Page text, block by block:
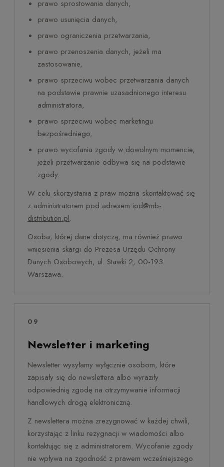
prawo sprostowania danych,
prawo usunięcia danych,
prawo ograniczenia przetwarzania,
prawo przenoszenia danych, jeżeli ma
zastosowanie,
prawo sprzeciwu wobec przetwarzania danych
na podstawie prawnie uzasadnionego interesu
administratora,
prawo sprzeciwu wobec marketingu
bezpośredniego,
prawo wycofania zgody w dowolnym momencie,
jeżeli przetwarzanie odbywa się na podstawie
zgody.
W celu skorzystania z praw można skontaktować się
z administratorem pod adresem iod@mb-
distribution.pl.
Osoba, której dane dotyczą, ma również prawo
wniesienia skargi do Prezesa Urzędu Ochrony
Danych Osobowych, ul. Stawki 2, 00-193
Warszawa.
09
Newsletter i marketing
Newsletter wysyłamy wyłącznie osobom, które
zapisały się do newslettera albo wyraziły
odpowiednią zgodę na otrzymywanie informacji
handlowych drogą elektroniczną.
Z newslettera można zrezygnować w każdej chwili,
korzystając z linku rezygnacji w wiadomości albo
kontaktując się z administratorem. Wycofanie zgody
nie wpływa na zgodność z prawem wcześniejszego